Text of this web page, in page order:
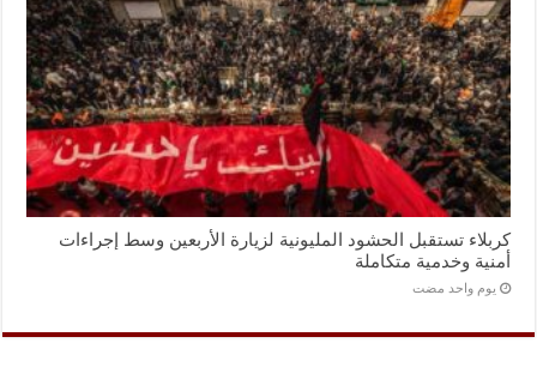
كربلاء تستقبل الحشود المليونية لزيارة الأربعين وسط إجراءات
أمنية وخدمية متكاملة
‏يوم واحد مضت